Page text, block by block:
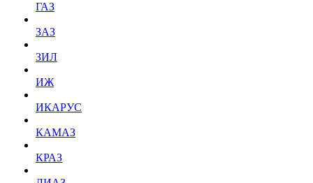
ГАЗ
ЗАЗ
ЗИЛ
ИЖ
ИКАРУС
КАМАЗ
КРАЗ